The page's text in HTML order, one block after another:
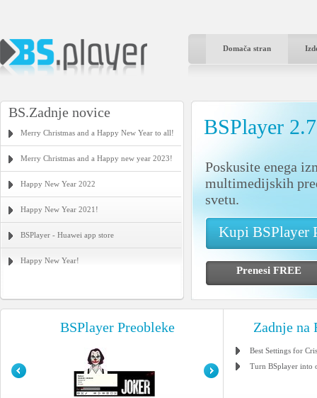
Domača stran
BS.Zadnje novice
Merry Christmas and a Happy New Year to all!
Merry Christmas and a Happy new year 2023!
Happy New Year 2022
Happy New Year 2021!
BSPlayer - Huawei app store
Happy New Year!
BSPlayer
Poskusite enega
multimedijskih
svetu.
Kupi BSPlayer
Prenesi
BSPlayer Preobleke Zadnje na
Best Settings for
Turn BSplayer into